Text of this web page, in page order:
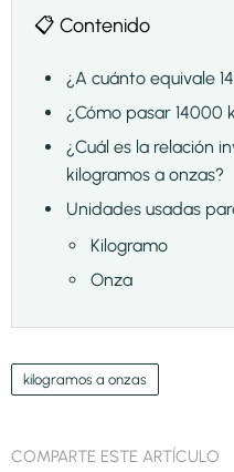
📋 Contenido
¿A cuánto equivale
¿Cómo pasar 14000
¿Cuál es la relación
kilogramos a onzas?
Unidades usadas
Kilogramo
Onza
kilogramos a onzas
COMPARTE ESTE ARTÍCULO